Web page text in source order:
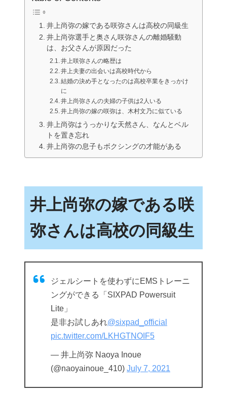
井上尚弥の嫁である咲弥さんは高校の同級生
井上尚弥選手と奥さん咲弥さんの離婚騒動
は、お父さんが原因だった
井上咲弥さんの略歴は
井上夫妻の出会いは高校時代から
結婚の決め手となったのは高校卒業をきっかけ
に
井上尚弥さんの夫婦の子供は2人いる
井上尚弥の嫁の咲弥は、木村文乃に似ている
井上尚弥はうっかりな天然さん、なんとベル
トを置き忘れ
井上尚弥の息子もボクシングの才能がある
井上尚弥の嫁である咲
弥さんは高校の同級生
ジェルシートを使わずにEMSトレーニ
ングができる「SIXPAD Powersuit
Lite」
是非お試しあれ@sixpad_official
pic.twitter.com/LKHGTNOIF5
— 井上尚弥 Naoya Inoue
(@naoyainoue_410) July 7, 2021